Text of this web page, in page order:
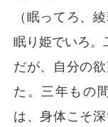
その正体が露見
り、名門一族たち
かつて自分のた
ている。秋山慎
た。
（眠ってろ、
眠り姫でいろ。
だが、自分の
た。三年もの
は、身体こそ